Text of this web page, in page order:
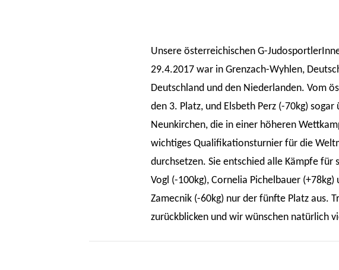
Unsere österreichischen G-
29.4.2017 war in Grenzach-Wyhlen,
Deutschland und den Niederlanden. Vom
den 3. Platz, und Elsbeth Perz (-70kg)
Neunkirchen, die in einer höheren
wichtiges Qualifikationsturnier für die
durchsetzen. Sie entschied alle Kämpfe für
Vogl (-100kg), Cornelia Pichelbauer
Zamecnik (-60kg) nur der fünfte Platz aus.
zurückblicken und wir wünschen natürlich